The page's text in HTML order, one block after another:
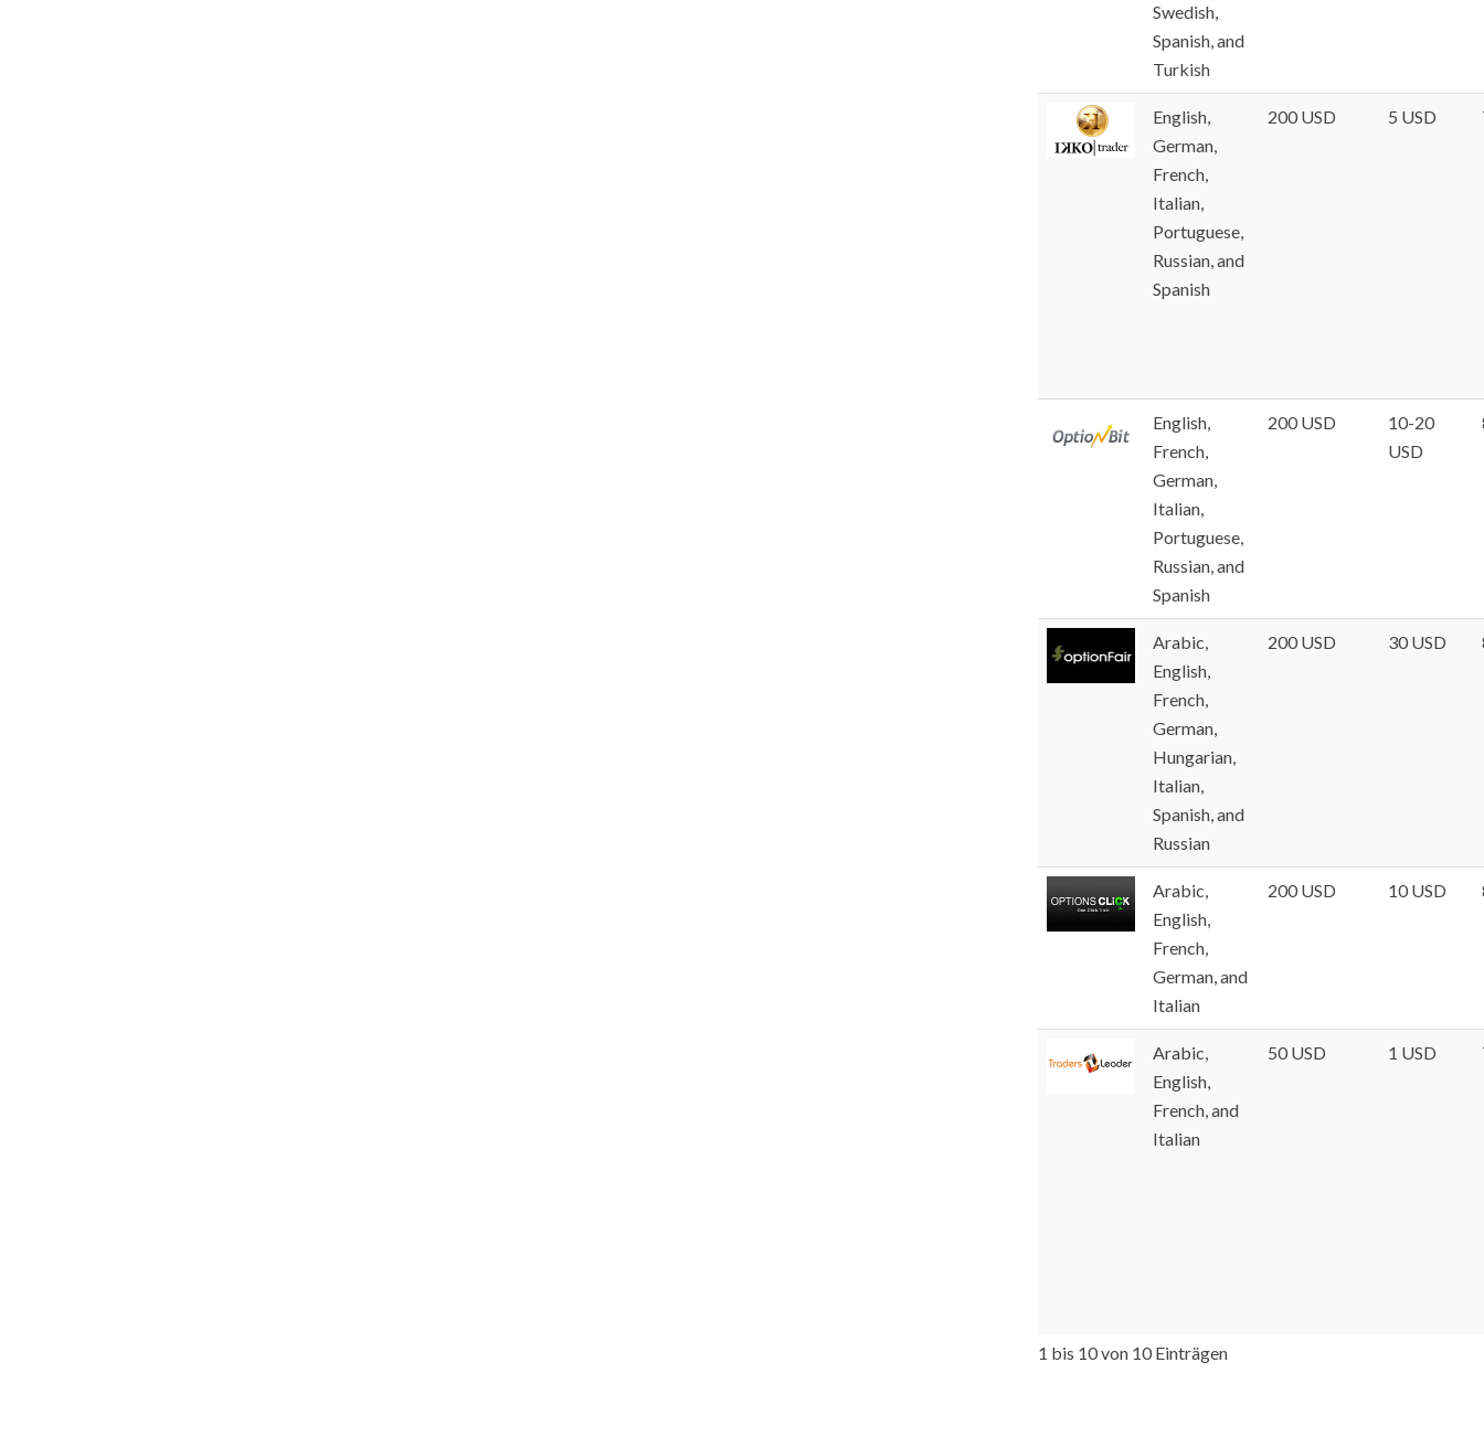
Swedish,
Spanish, and
Turkish
English,
German,
French,
Italian,
Portuguese,
Russian, and
Spanish
200 USD 5 USD
English,
French,
German,
Italian,
Portuguese,
Russian, and
Spanish
200 USD
10-20
USD
Arabic,
English,
French,
German,
Hungarian,
Italian,
Spanish, and
Russian
200 USD 30 USD
Arabic,
English,
French,
German, and
Italian
200 USD 10 USD
Arabic,
English,
French, and
Italian
50 USD 1 USD
1 bis 10 von 10 Einträgen